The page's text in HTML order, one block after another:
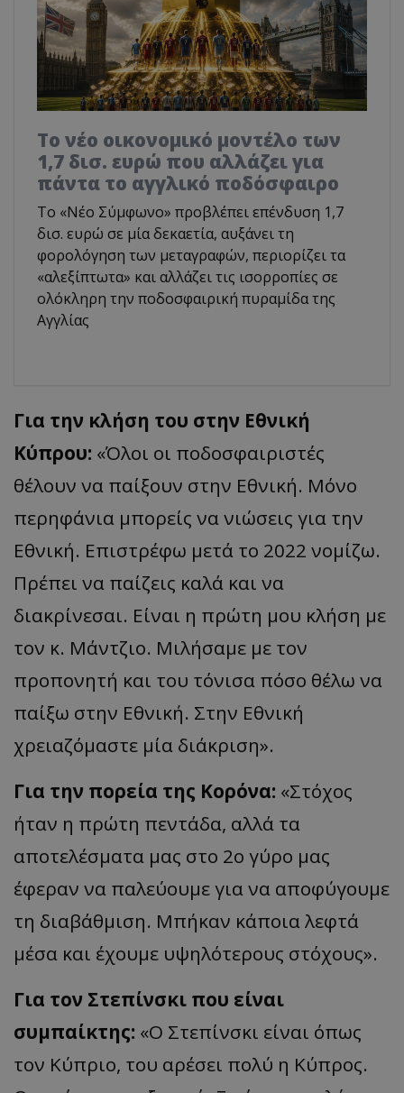
Το νέο οικονομικό μοντέλο των
1,7 δισ. ευρώ που αλλάζει για
πάντα το αγγλικό ποδόσφαιρο
Το «Νέο Σύμφωνο» προβλέπει επένδυση 1,7
δισ. ευρώ σε μία δεκαετία, αυξάνει τη
φορολόγηση των μεταγραφών, περιορίζει τα
«αλεξίπτωτα» και αλλάζει τις ισορροπίες σε
ολόκληρη την ποδοσφαιρική πυραμίδα της
Αγγλίας
Για την κλήση του στην Εθνική
Κύπρου: «Όλοι οι ποδοσφαιριστές
θέλουν να παίξουν στην Εθνική. Μόνο
περηφάνια μπορείς να νιώσεις για την
Εθνική. Επιστρέφω μετά το 2022 νομίζω.
Πρέπει να παίζεις καλά και να
διακρίνεσαι. Είναι η πρώτη μου κλήση με
τον κ. Μάντζιο. Μιλήσαμε με τον
προπονητή και του τόνισα πόσο θέλω να
παίξω στην Εθνική. Στην Εθνική
χρειαζόμαστε μία διάκριση».
Για την πορεία της Κορόνα: «Στόχος
ήταν η πρώτη πεντάδα, αλλά τα
αποτελέσματα μας στο 2ο γύρο μας
έφεραν να παλεύουμε για να αποφύγουμε
τη διαβάθμιση. Μπήκαν κάποια λεφτά
μέσα και έχουμε υψηλότερους στόχους».
Για τον Στεπίνσκι που είναι
συμπαίκτης: «Ο Στεπίνσκι είναι όπως
τον Κύπριο, του αρέσει πολύ η Κύπρος.